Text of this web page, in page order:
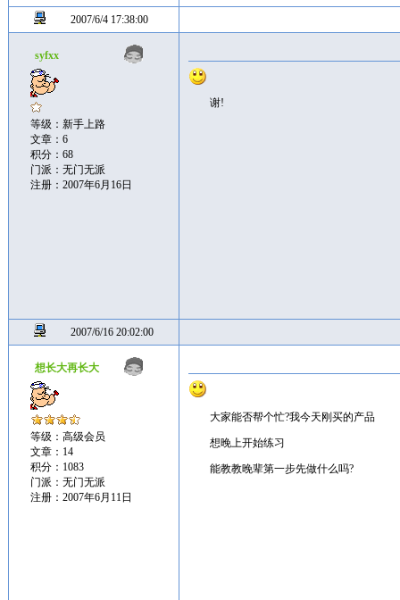
2007/6/4 17:38:00
syfxx
等级：新手上路
文章：6
积分：68
门派：无门无派
注册：2007年6月16日
谢!
2007/6/16 20:02:00
想长大再长大
等级：高级会员
文章：14
积分：1083
门派：无门无派
注册：2007年6月11日
大家能否帮个忙?我今天刚买的产品
想晚上开始练习
能教教晚辈第一步先做什么吗?